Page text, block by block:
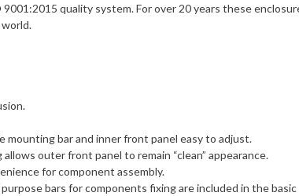
quality system. For over 20 years these
bar and inner front panel easy to adjust.
outer front panel to remain “clean” appearance.
for component assembly.
bars for components fixing are included in the basic